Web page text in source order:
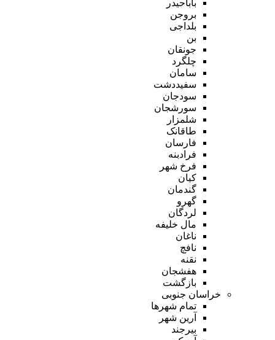
باباحیدر
بروجن
بلداجی
بن
جونقان
چلگرد
سامان
سفیددشت
سودجان
سورشجان
شلمزار
طاقانک
فارسان
فرادبنه
فرخ شهر
کیان
گندمان
گهرو
لردگان
مال خلیفه
ناغان
نافچ
نقنه
هفشجان
بازگشت
خراسان جنوبی
تمام شهر‌ها
آرین شهر
بیرجند